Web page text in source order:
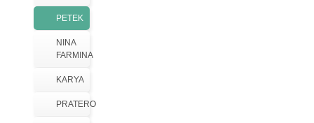
PETEK
NINA
FARMINA
KARYA
PRATERO